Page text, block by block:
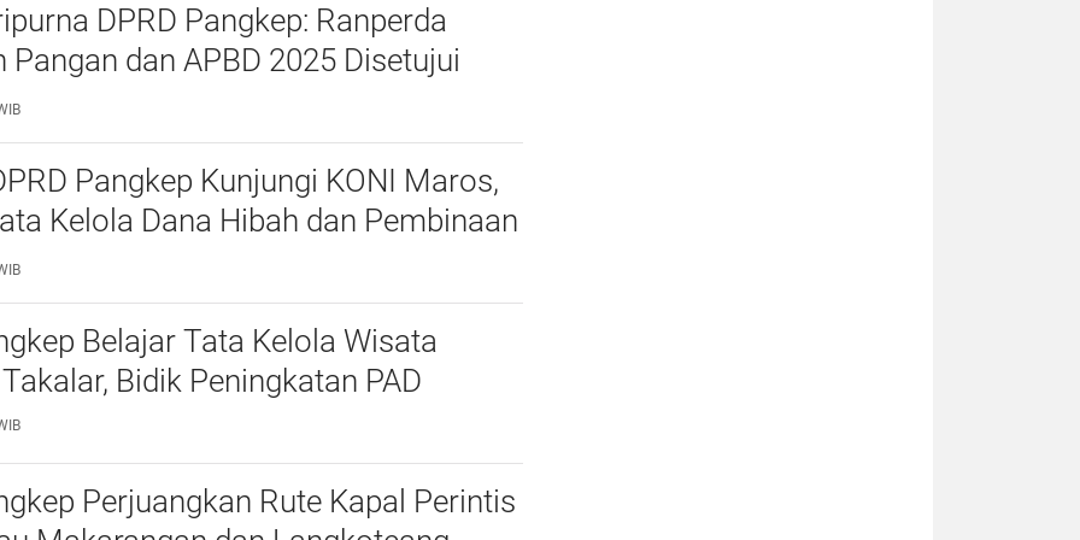
DPRD Pangkep: Ranperda
Pangan dan APBD 2025 Disetujui
Catatan
Pangkep Kunjungi KONI Maros,
Kelola Dana Hibah dan Pembinaan
Belajar Tata Kelola Wisata
Bidik Peningkatan PAD
Perjuangkan Rute Kapal Perintis